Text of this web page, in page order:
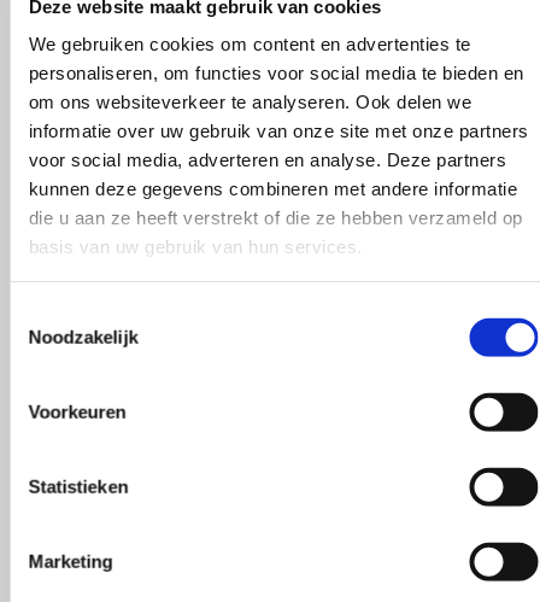
Deze website maakt gebruik van cookies
We gebruiken cookies om content en advertenties te
personaliseren, om functies voor social media te bieden en
om ons websiteverkeer te analyseren. Ook delen we
informatie over uw gebruik van onze site met onze partners
voor social media, adverteren en analyse. Deze partners
kunnen deze gegevens combineren met andere informatie
die u aan ze heeft verstrekt of die ze hebben verzameld op
basis van uw gebruik van hun services.
Noodzakelijk
Voorkeuren
Statistieken
Marketing
248